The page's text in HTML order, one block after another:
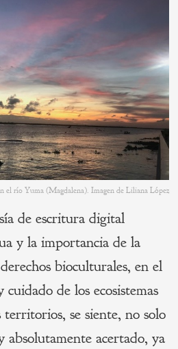
el río Yuma (Magdalena). Imagen de Liliana López
de escritura digital
y la importancia de la
bioculturales, en el
de los ecosistemas
territorios, se siente, no solo
absolutamente acertado, ya